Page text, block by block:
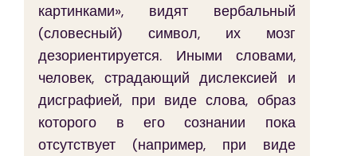
картинками», видят вербальный
(словесный) символ, их мозг
дезориентируется. Иными словами,
человек, страдающий дислексией и
дисграфией, при виде слова, образ
которого в его сознании пока
отсутствует (например, при виде